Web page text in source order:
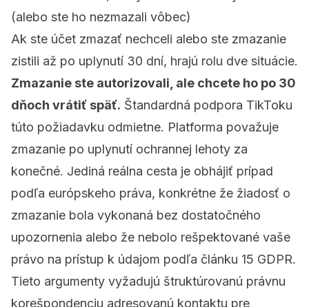
(alebo ste ho nezmazali vôbec)
Ak ste účet zmazať nechceli alebo ste zmazanie
zistili až po uplynutí 30 dní, hrajú rolu dve situácie.
Zmazanie ste autorizovali, ale chcete ho po 30
dňoch vrátiť späť. Štandardná podpora TikToku
túto požiadavku odmietne. Platforma považuje
zmazanie po uplynutí ochrannej lehoty za
konečné. Jediná reálna cesta je obhájiť prípad
podľa európskeho práva, konkrétne že žiadosť o
zmazanie bola vykonaná bez dostatočného
upozornenia alebo že nebolo rešpektované vaše
právo na prístup k údajom podľa článku 15 GDPR.
Tieto argumenty vyžadujú štruktúrovanú právnu
korešpondenciu adresovanú kontaktu pre